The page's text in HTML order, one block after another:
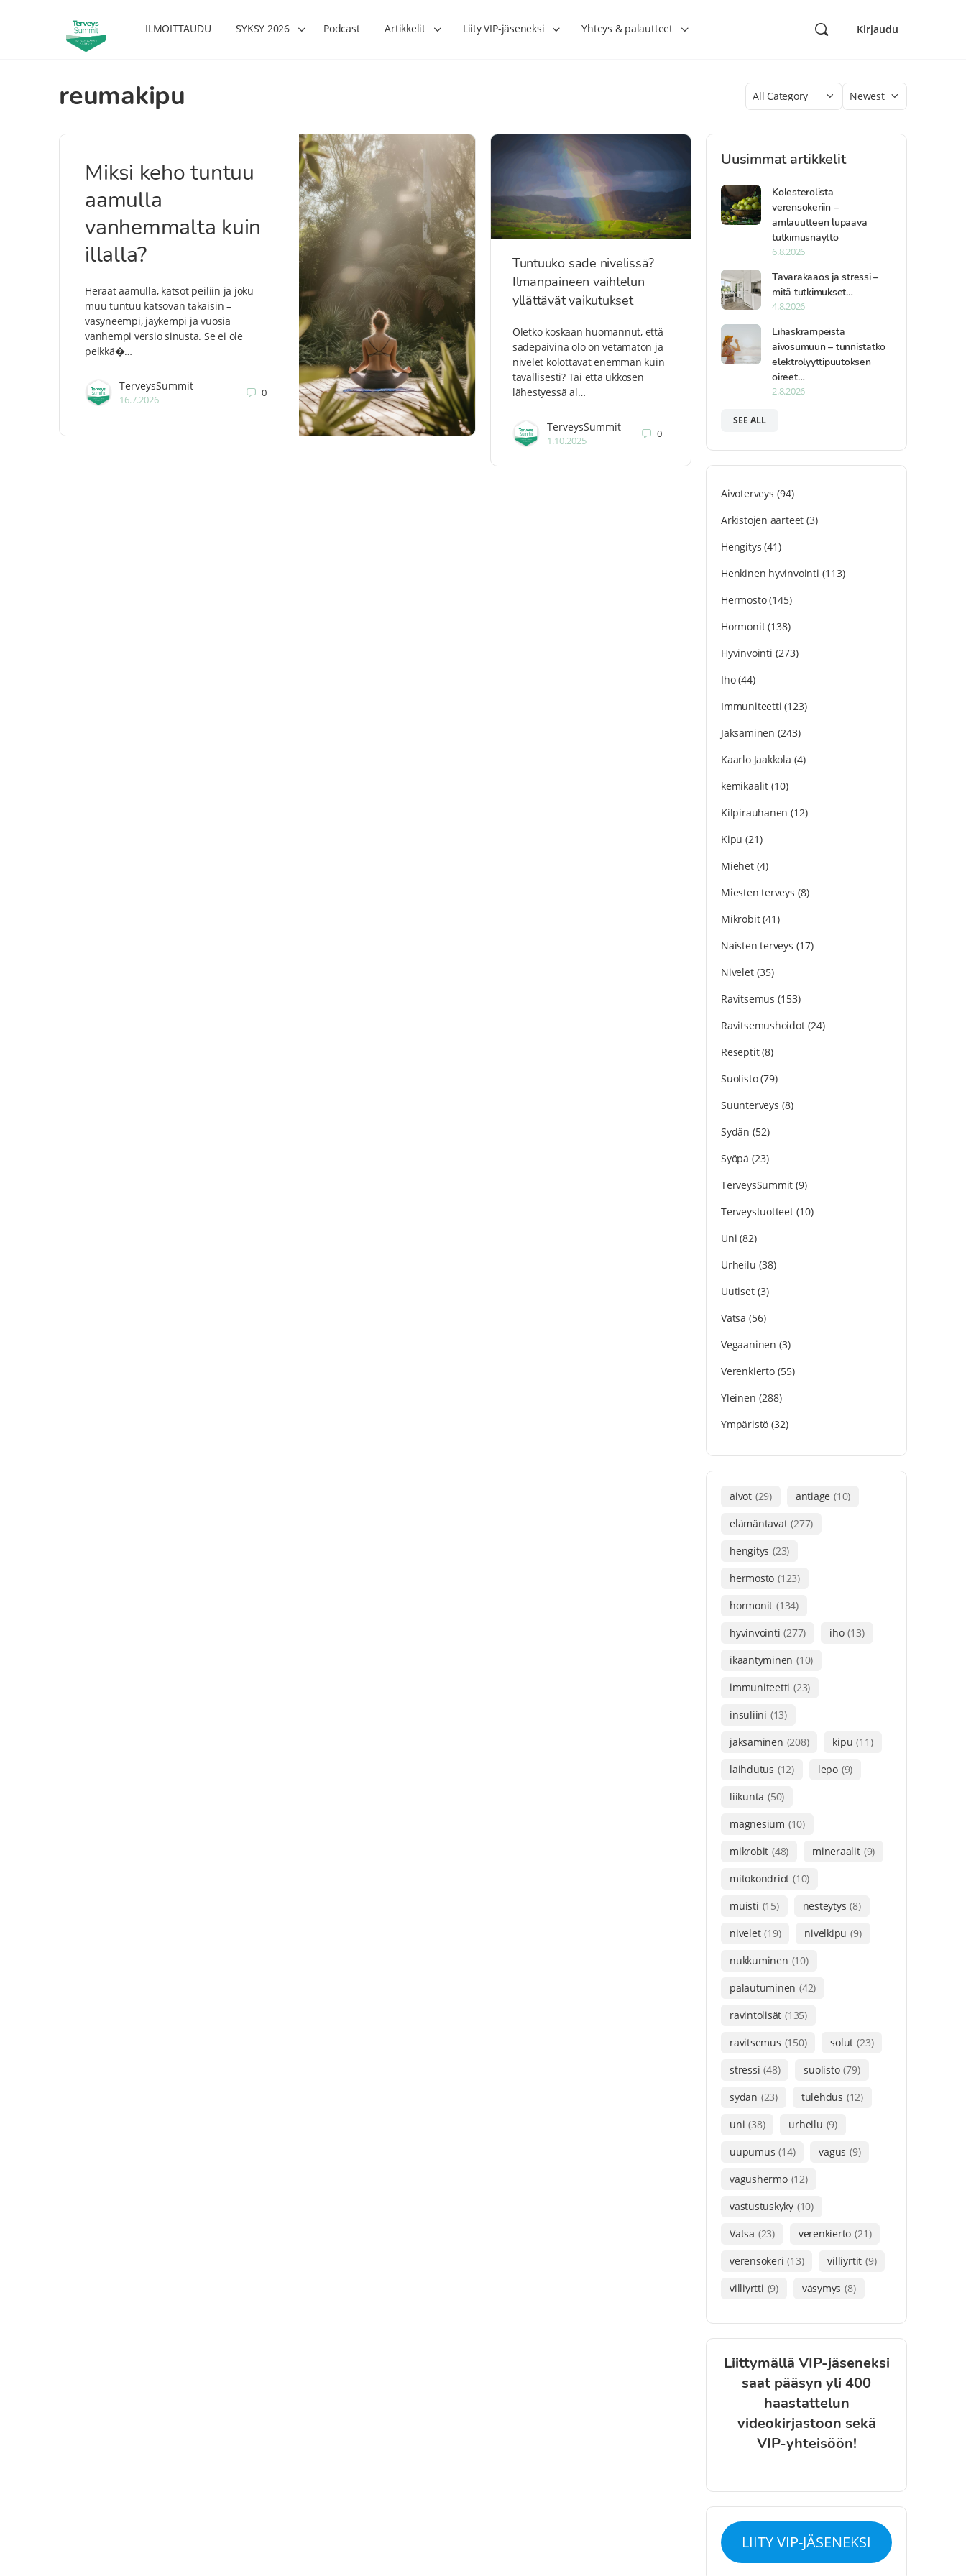
ILMOITTAUDU SYKSY 2026 Podcast Artikkelit Liity VIP-jäseneksi Yhteys & palautteet Kirjaudu
reumakipu Category
Sort
Miksi keho tuntuu
aamulla
vanhemmalta kuin
illalla?
Heräät aamulla, katsot peiliin ja joku
muu tuntuu katsovan takaisin –
väsyneempi, jäykempi ja vuosia
vanhempi versio sinusta. Se ei ole
pelkkä�…
TerveysSummit
16.7.2026
0
Tuntuuko sade nivelissä?
Ilmanpaineen vaihtelun
yllättävät vaikutukset
Oletko koskaan huomannut, että
sadepäivinä olo on vetämätön ja
nivelet kolottavat enemmän kuin
tavallisesti? Tai että ukkosen
lähestyessä al…
TerveysSummit
1.10.2025
0
Uusimmat artikkelit
Kolesterolista
verensokeriin –
amlauutteen lupaava
tutkimusnäyttö
6.8.2026
Tavarakaaos ja stressi –
mitä tutkimukset…
4.8.2026
Lihaskrampeista
aivosumuun – tunnistatko
elektrolyyttipuutoksen
oireet…
2.8.2026
SEE ALL
Aivoterveys (94)
Arkistojen aarteet (3)
Hengitys (41)
Henkinen hyvinvointi (113)
Hermosto(145)
Hormonit(138)
Hyvinvointi (273)
Iho(44)
Immuniteetti (123)
Jaksaminen (243)
Kaarlo Jaakkola (4)
kemikaalit(10)
Kilpirauhanen (12)
Kipu (21)
Miehet(4)
Miesten terveys (8)
Mikrobit(41)
Naisten terveys (17)
Nivelet(35)
Ravitsemus (153)
Ravitsemushoidot(24)
Reseptit(8)
Suolisto(79)
Suunterveys (8)
Sydän (52)
Syöpä (23)
TerveysSummit (9)
Terveystuotteet(10)
Uni (82)
Urheilu (38)
Uutiset(3)
Vatsa (56)
Vegaaninen (3)
Verenkierto(55)
Yleinen (288)
Ympäristö (32)
aivot (29) antiage (10)
elämäntavat (277)
hengitys (23)
hermosto (123)
hormonit (134)
hyvinvointi (277) iho (13)
ikääntyminen (10)
immuniteetti (23)
insuliini (13)
jaksaminen (208) kipu (11)
laihdutus (12) lepo (9)
liikunta (50)
magnesium (10)
mikrobit (48) mineraalit (9)
mitokondriot (10)
muisti (15) nesteytys (8)
nivelet (19) nivelkipu (9)
nukkuminen (10)
palautuminen (42)
ravintolisät (135)
ravitsemus (150) solut (23)
stressi (48) suolisto (79)
sydän (23) tulehdus (12)
uni (38) urheilu (9)
uupumus (14) vagus (9)
vagushermo (12)
vastustuskyky (10)
Vatsa (23) verenkierto (21)
verensokeri (13) villiyrtit (9)
villiyrtti (9) väsymys (8)
Liittymällä VIP-jäseneksi
saat pääsyn yli 400
haastattelun
videokirjastoon sekä
VIP-yhteisöön!
LIITY VIP-JÄSENEKSI